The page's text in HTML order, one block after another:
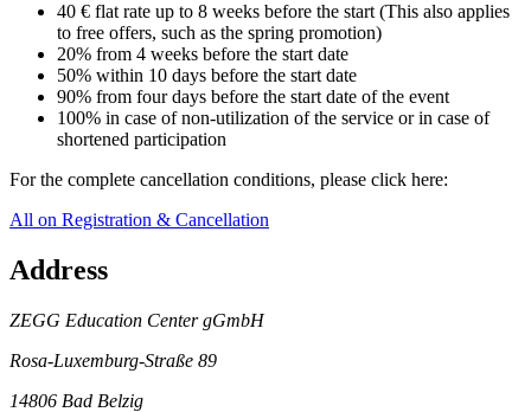
40 € flat rate up to 8 weeks before the start (This also applies
to free offers, such as the spring promotion)
20% from 4 weeks before the start date
50% within 10 days before the start date
90% from four days before the start date of the event
100% in case of non-utilization of the service or in case of
shortened participation
For the complete cancellation conditions, please click here:
All on Registration & Cancellation
Address
ZEGG Education Center gGmbH
Rosa-Luxemburg-Straße 89
14806 Bad Belzig